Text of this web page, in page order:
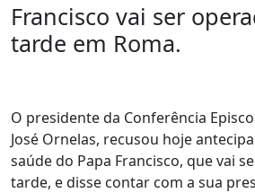
Francisco vai ser
tarde em Roma.
O presidente da Conferência
José Ornelas, recusou hoje
saúde do Papa Francisco, que vai
tarde, e disse contar com a sua